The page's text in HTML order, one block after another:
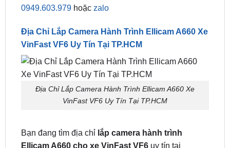
Địa Chỉ Lắp Camera Hành Trình Ellicam A660 Xe
Địa Chỉ Lắp Camera Hành Trình Ellicam A660 Xe
VinFast VF6 Uy Tín Tại TP.HCM
Bạn đang tìm địa chỉ lắp camera hành trình
TP.HCM? ZKar Auto là lựa chọn hàng đầu với đội
ngũ kỹ thuật viên chuyên nghiệp, thi công cắm jack